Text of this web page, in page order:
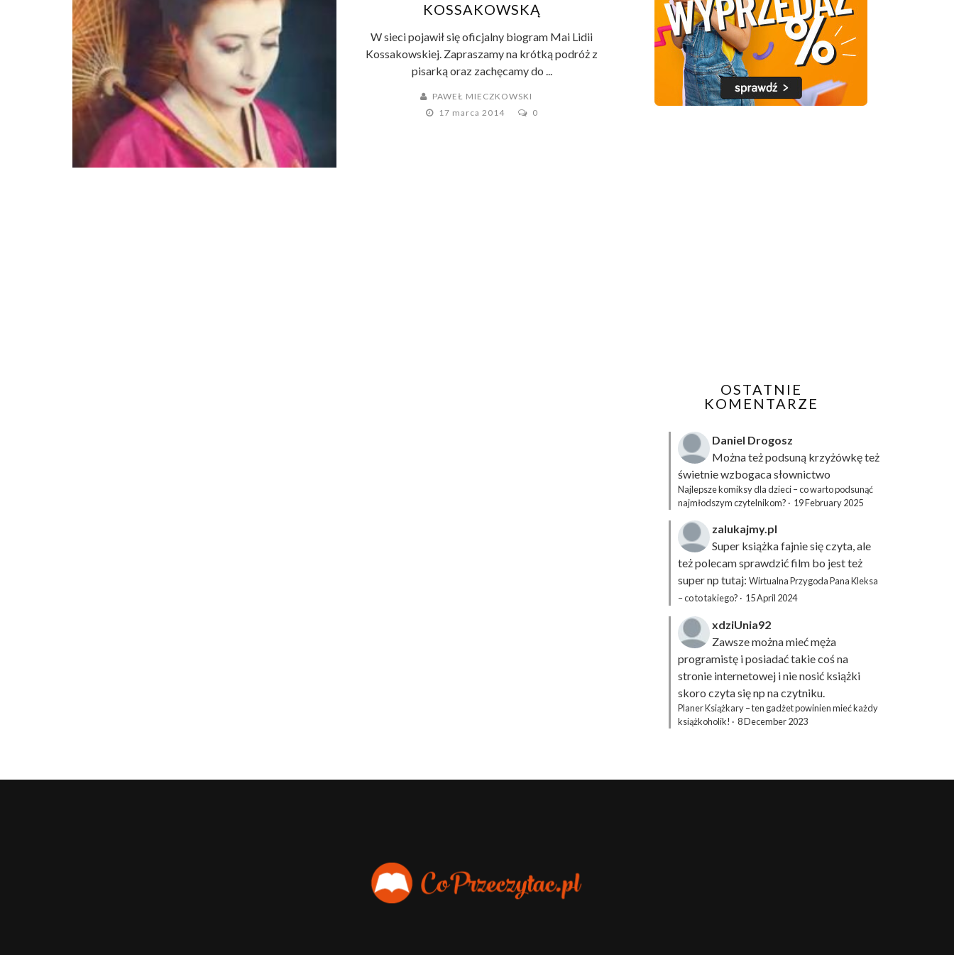
KOSSAKOWSKĄ
W sieci pojawił się oficjalny biogram Mai Lidii
Kossakowskiej. Zapraszamy na krótką podróż z
pisarką oraz zachęcamy do ...
PAWEŁ MIECZKOWSKI
17 marca 2014
0
OSTATNIE
KOMENTARZE
Daniel Drogosz
Można też podsuną krzyżówkęteż
świetnie wzbogaca słownictwo
Najlepsze komiksy dla dzieci – co warto podsunąć
najmłodszym czytelnikom? · 19 February 2025
zalukajmy.pl
Super książka fajnie się czyta, ale
też polecam sprawdzić film bo jest też
super np tutaj: Wirtualna Przygoda Pana Kleksa
– co to takiego? · 15 April 2024
xdziUnia92
Zawsze można mieć męża
programistę i posiadać takie coś na
stronie internetowej i nie nosić książki
skoro czyta się np na czytniku.
Planer Książkary – ten gadżet powinien mieć każdy
książkoholik! · 8 December 2023